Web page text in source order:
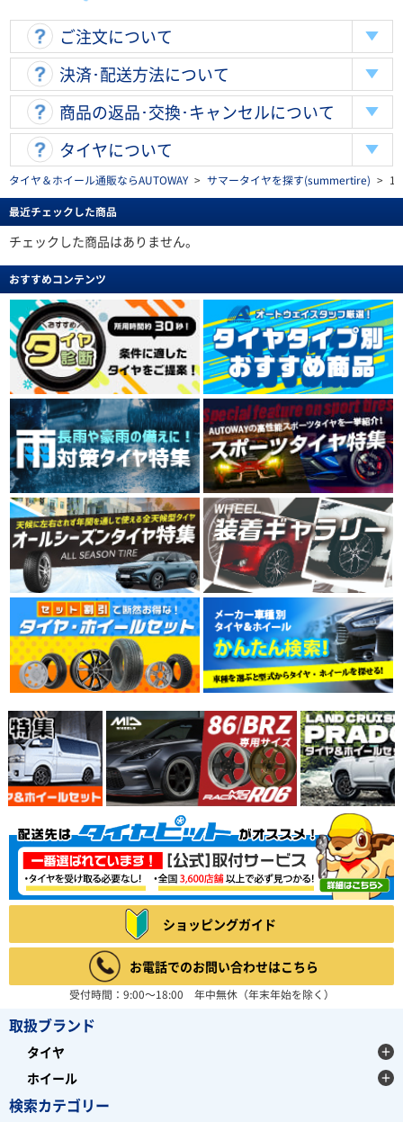
ご注文について
決済･配送方法について
商品の返品･交換･キャンセルについて
タイヤについて
タイヤ＆ホイール通販ならAUTOWAY > サマータイヤを探す(summertire) >
最近チェックした商品
チェックした商品はありません。
おすすめコンテンツ
ショッピングガイド
お電話でのお問い合わせはこちら
受付時間：9:00～18:00 年中無休（年末年始を除く）
取扱ブランド
タイヤ
ホイール
検索カテゴリー